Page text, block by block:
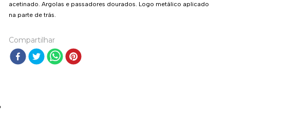
acetinado. Argolas e passadores dourados. Logo metálico aplicado
na parte de trás.
Compartilhar